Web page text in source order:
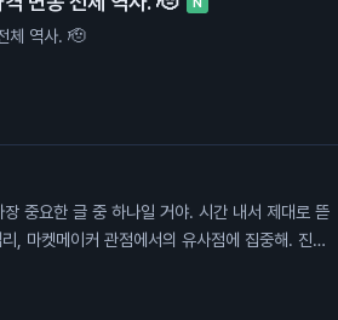
체 역사. 🫡
중요한 글 중 하나일 거야. 시간 내서 제대로 뜯
, 마켓메이커 관점에서의 유사점에 집중해. 진한
이고, 그건 8만 달러 위에 있어. 확장 오기 전에